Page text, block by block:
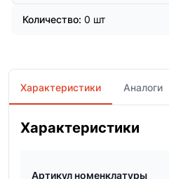
Количество: 0 шт
Характеристики Аналоги
Характеристики
Артикул номенклатуры